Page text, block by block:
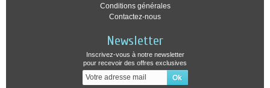
Conditions générales
Contactez-nous
Newsletter
Inscrivez-vous à notre newsletter
pour recevoir des offres exclusives